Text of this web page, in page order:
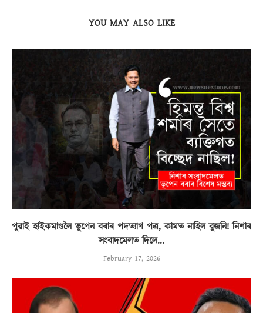
YOU MAY ALSO LIKE
পুৱাই হাইকমাণ্ডলৈ ভূপেন বৰাৰ পদত্যাগ পত্ৰ, কামত নাহিল বুজনি! নিশাৰ
সংবাদমেলত দিলে...
February 17, 2026